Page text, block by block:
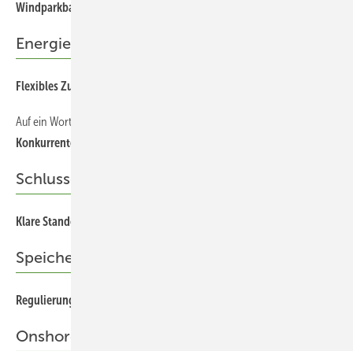
Windparkbau wieder aufgefrischt
Energierecht
Flexibles Zusammenspiel
Auf ein Wort
Konkurrenten im Ringen um Rohstoffe
Schlussgedanke
Klare Standortentscheidungen
Speicher
Regulierung zwischen Aufbruch und Blockade
Onshore-Wind